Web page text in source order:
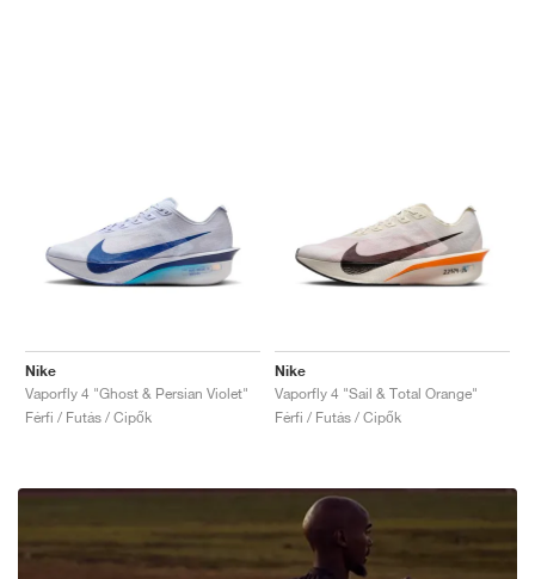
Nike
Vaporfly 4 "Ghost & Persian Violet"
Férfi / Futás / Cipők
Nike
Vaporfly 4 "Sail & Total Orange"
Férfi / Futás / Cipők